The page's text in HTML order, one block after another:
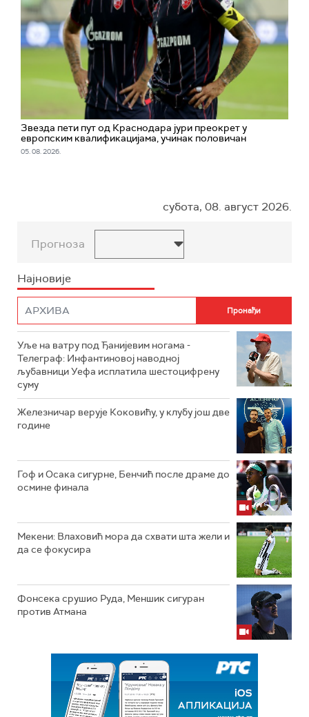
Звезда пети пут од Краснодара јури преокрет у
европским квалификацијама, учинак половичан
05. 08. 2026.
субота, 08. август 2026.
Прогноза
Најновије
Уље на ватру под Ђанијевим ногама -
Телеграф: Инфантиновој наводној
љубавници Уефа исплатила шестоцифрену
суму
Железничар верује Коковићу, у клубу још две
године
Гоф и Осака сигурне, Бенчић после драме до
осмине финала
Мекени: Влаховић мора да схвати шта жели и
да се фокусира
Фонсека срушио Руда, Меншик сигуран
против Атмана